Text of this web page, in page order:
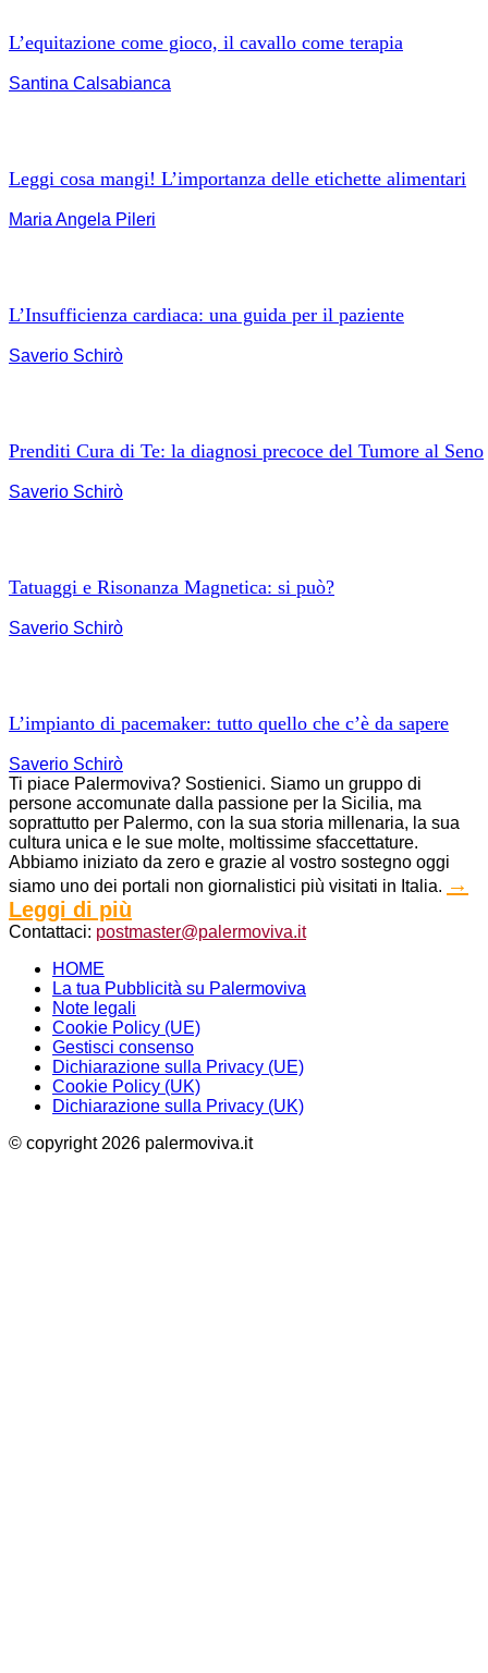
L’equitazione come gioco, il cavallo come terapia
Santina Calsabianca
Leggi cosa mangi! L’importanza delle etichette alimentari
Maria Angela Pileri
L’Insufficienza cardiaca: una guida per il paziente
Saverio Schirò
Prenditi Cura di Te: la diagnosi precoce del Tumore al Seno
Saverio Schirò
Tatuaggi e Risonanza Magnetica: si può?
Saverio Schirò
L’impianto di pacemaker: tutto quello che c’è da sapere
Saverio Schirò
Ti piace Palermoviva? Sostienici. Siamo un gruppo di
persone accomunate dalla passione per la Sicilia, ma
soprattutto per Palermo, con la sua storia millenaria, la sua
cultura unica e le sue molte, moltissime sfaccettature.
Abbiamo iniziato da zero e grazie al vostro sostegno oggi
siamo uno dei portali non giornalistici più visitati in Italia. →
Leggi di più
Contattaci: postmaster@palermoviva.it
HOME
La tua Pubblicità su Palermoviva
Note legali
Cookie Policy (UE)
Gestisci consenso
Dichiarazione sulla Privacy (UE)
Cookie Policy (UK)
Dichiarazione sulla Privacy (UK)
© copyright 2026 palermoviva.it